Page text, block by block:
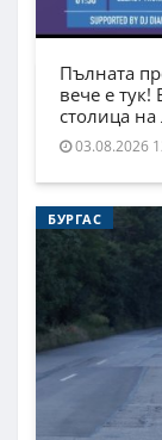
Пълната
вече е
столица на
03.08.2026
БУРГАС